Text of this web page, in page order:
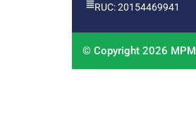
RUC: 20154469941
© Copyright 2026